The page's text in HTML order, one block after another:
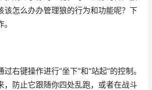
该怎么办办管理狼的行为和功能呢？下
右键操作进行“坐下”和“站起”的控制。
，防止它跟随你四处乱跑，或者在战斗